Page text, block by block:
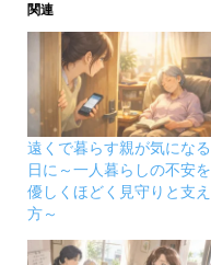
関連
遠くで暮らす親が気になる
日に～一人暮らしの不安を
優しくほどく見守りと支え
方～